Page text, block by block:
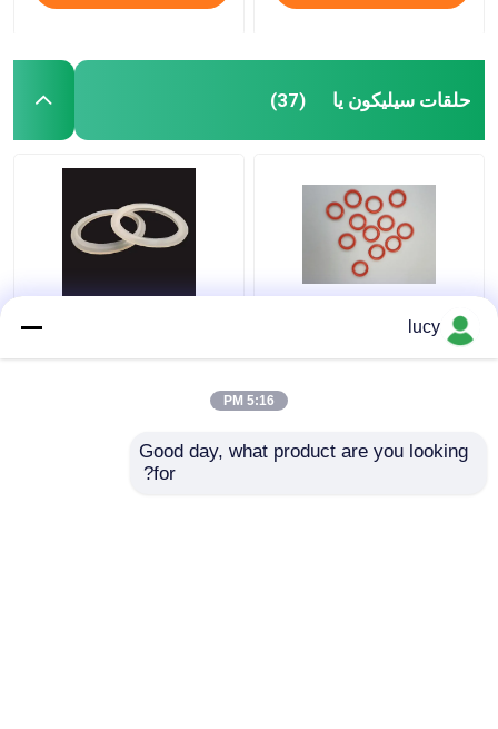
حلقات سيليكون يا (37)
يا حلقات الختم للأجهزة
الأبيض سيليكون المطاط
lucy
5:16 PM
Good day, what product are you looking
for?